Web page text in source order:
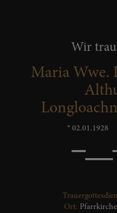
Wir
Maria Wwe.
* 02.01.1928
Ort: